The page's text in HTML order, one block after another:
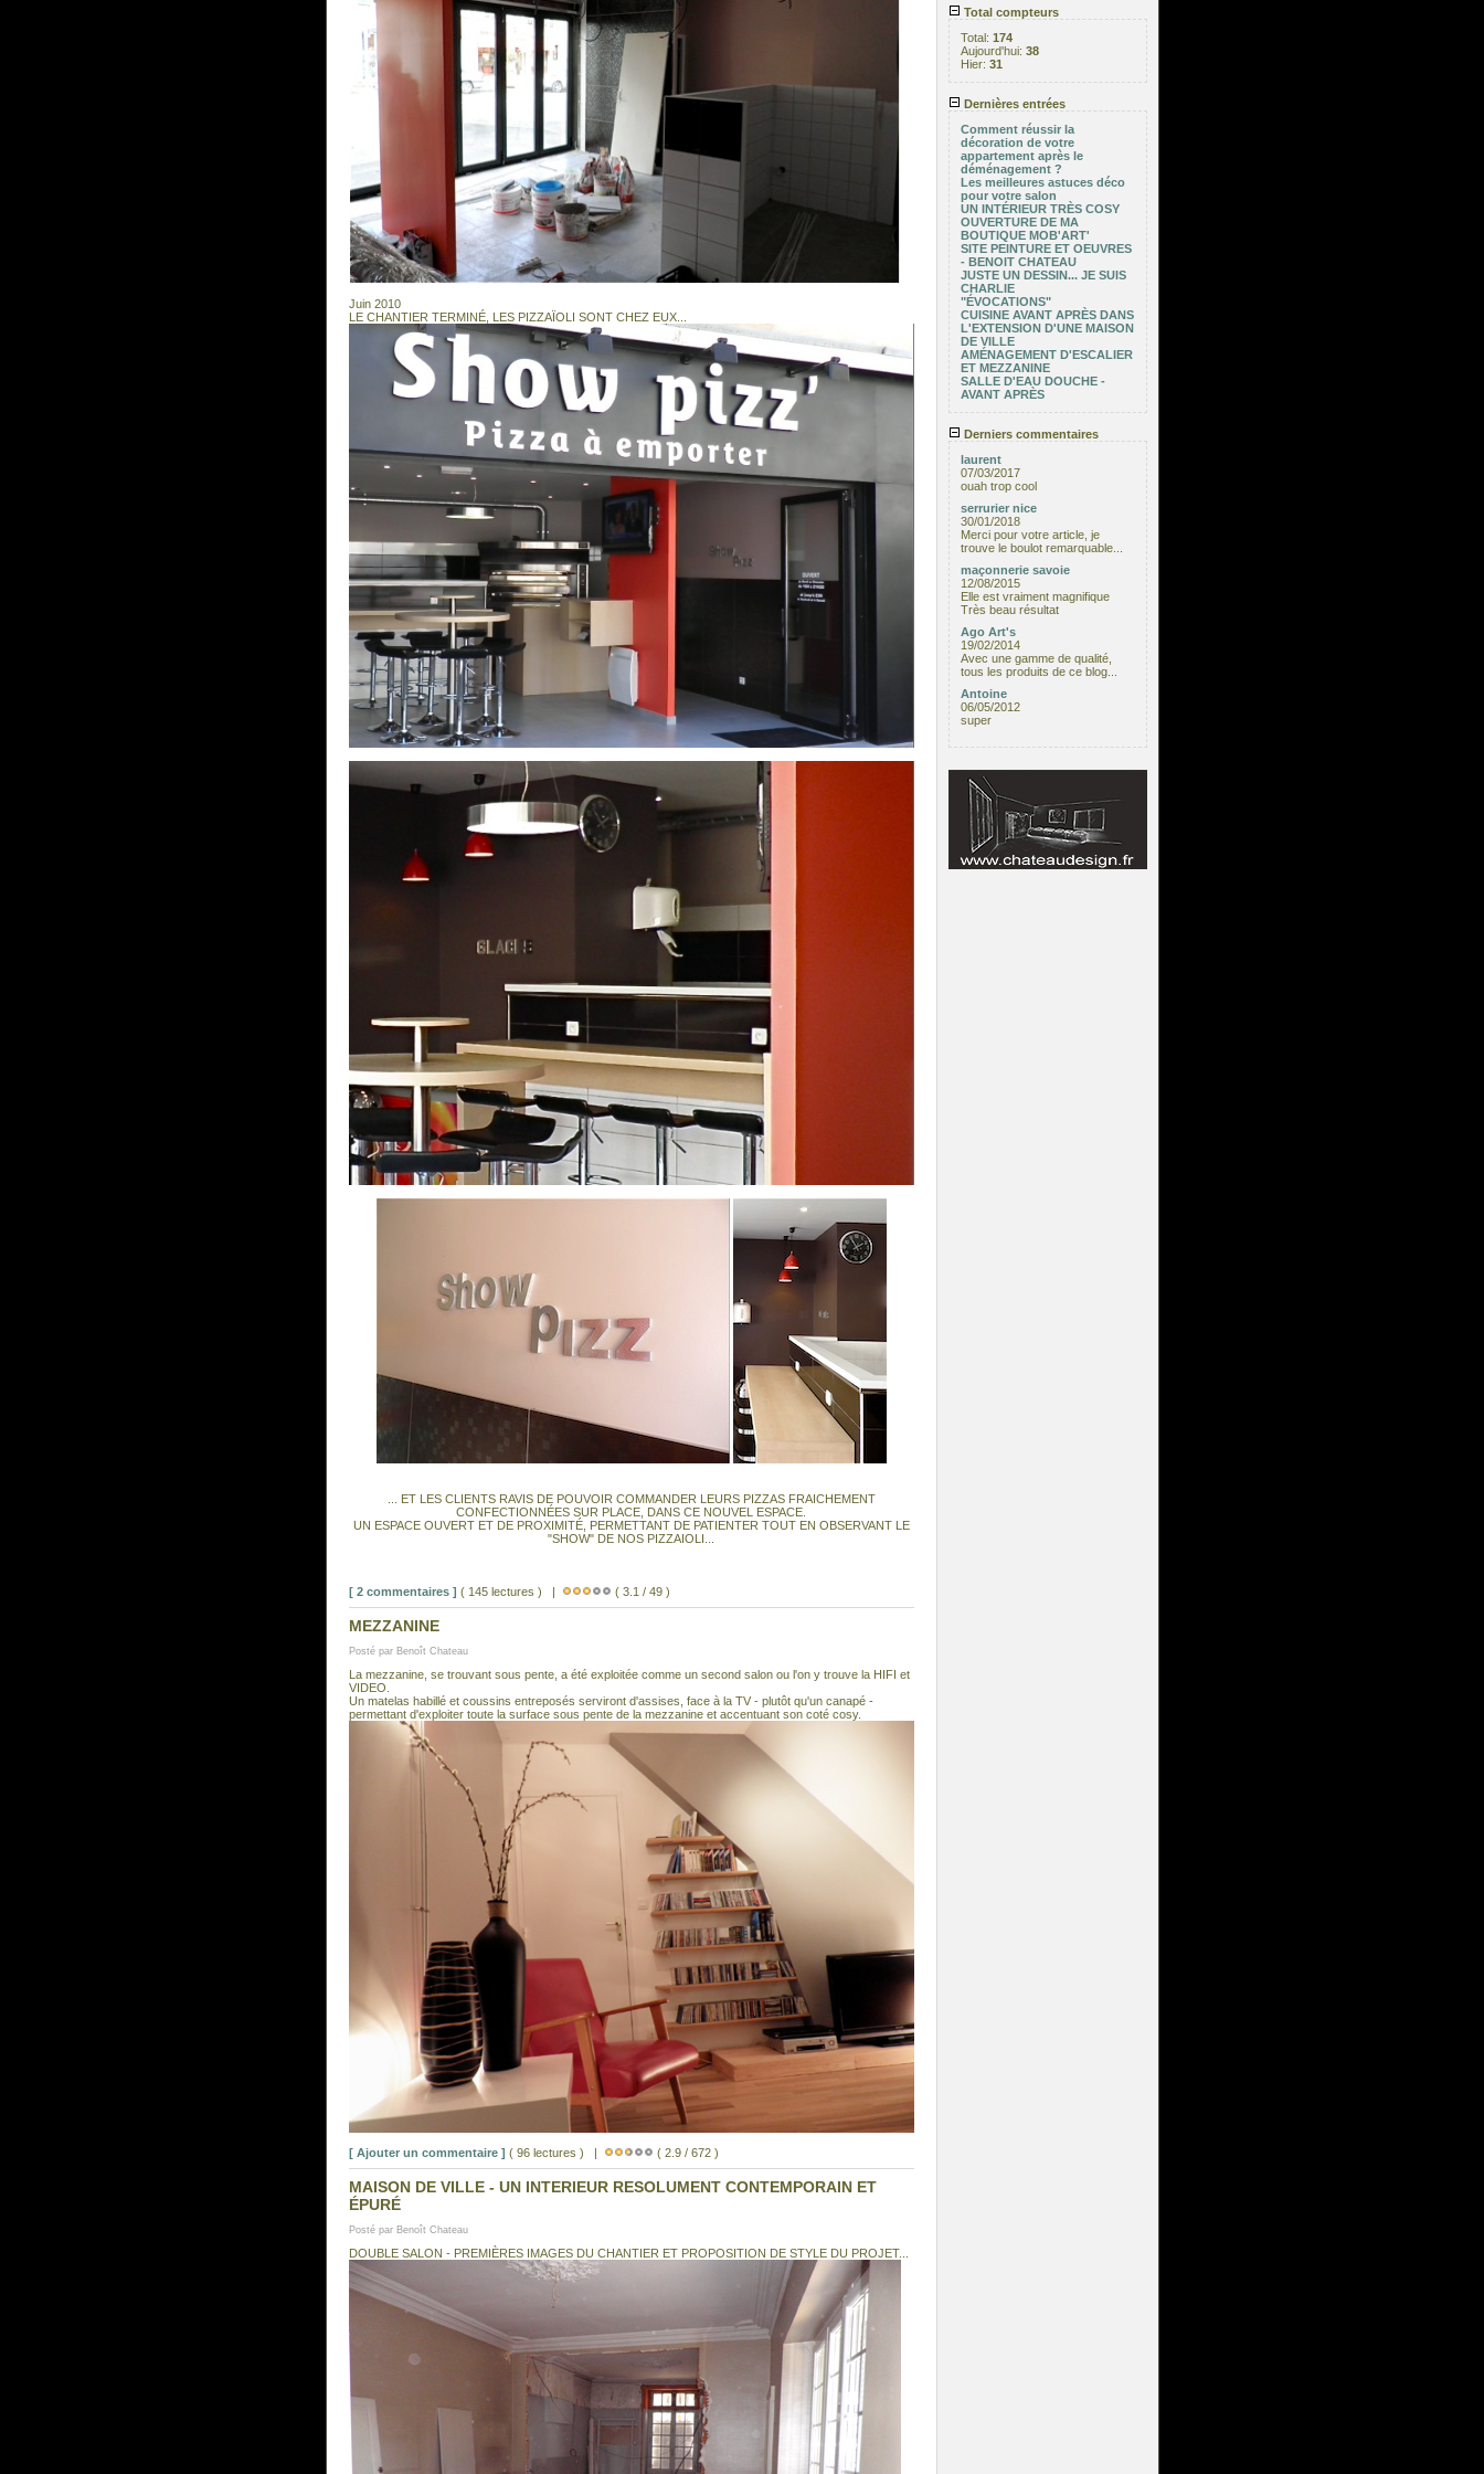
Juin 2010
LE CHANTIER TERMINÉ, LES PIZZAÏOLI SONT CHEZ EUX...
... ET LES CLIENTS RAVIS DE POUVOIR COMMANDER LEURS PIZZAS FRAICHEMENT
CONFECTIONNÉES SUR PLACE, DANS CE NOUVEL ESPACE.
UN ESPACE OUVERT ET DE PROXIMITÉ, PERMETTANT DE PATIENTER TOUT EN OBSERVANT LE
"SHOW" DE NOS PIZZAIOLI...
[ 2 commentaires ] ( 145 lectures ) | ( 3.1 / 49 )
MEZZANINE
Posté par Benoît Chateau
La mezzanine, se trouvant sous pente, a été exploitée comme un second salon ou l'on y trouve la HIFI et
VIDEO.
Un matelas habillé et coussins entreposés serviront d'assises, face à la TV - plutôt qu'un canapé -
permettant d'exploiter toute la surface sous pente de la mezzanine et accentuant son coté cosy.
[ Ajouter un commentaire ] ( 96 lectures ) | ( 2.9 / 672 )
MAISON DE VILLE - UN INTERIEUR RESOLUMENT CONTEMPORAIN ET
ÉPURÉ
Posté par Benoît Chateau
DOUBLE SALON - PREMIÈRES IMAGES DU CHANTIER ET PROPOSITION DE STYLE DU PROJET...
Total compteurs
Total: 174
Aujourd'hui: 38
Hier: 31
Dernières entrées
Comment réussir la
décoration de votre
appartement après le
déménagement ?
Les meilleures astuces déco
pour votre salon
UN INTÉRIEUR TRÈS COSY
OUVERTURE DE MA
BOUTIQUE MOB'ART'
SITE PEINTURE ET OEUVRES
- BENOIT CHATEAU
JUSTE UN DESSIN... JE SUIS
CHARLIE
"ÉVOCATIONS"
CUISINE AVANT APRÈS DANS
L'EXTENSION D'UNE MAISON
DE VILLE
AMÉNAGEMENT D'ESCALIER
ET MEZZANINE
SALLE D'EAU DOUCHE -
AVANT APRÈS
Derniers commentaires
laurent
07/03/2017
ouah trop cool
serrurier nice
30/01/2018
Merci pour votre article, je
trouve le boulot remarquable...
maçonnerie savoie
12/08/2015
Elle est vraiment magnifique
Très beau résultat
Ago Art's
19/02/2014
Avec une gamme de qualité,
tous les produits de ce blog...
Antoine
06/05/2012
super